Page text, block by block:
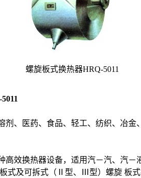
螺旋板式换热器HRQ-5011
剂、医药、食品、轻工、纺织、冶金
高效换热器设备，适用汽－汽、汽－
式及可拆式（Ⅱ型、Ⅲ型）螺旋 板式